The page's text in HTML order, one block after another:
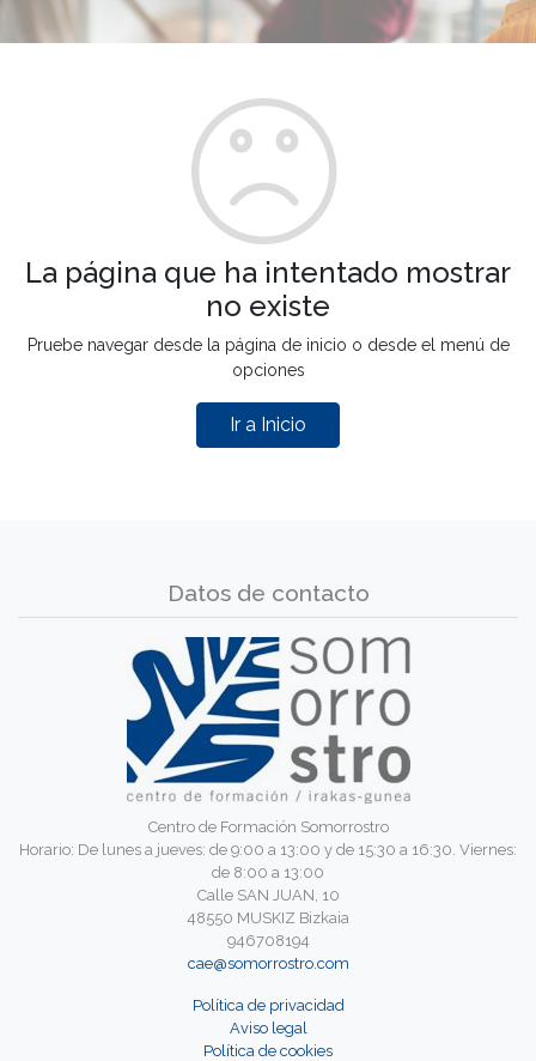
La página que ha intentado mostrar
no existe
Pruebe navegar desde la página de inicio o desde el menú de
opciones
Ir a Inicio
Datos de contacto
Centro de Formación Somorrostro
Horario: De lunes a jueves: de 9:00 a 13:00 y de 15:30 a 16:30. Viernes:
de 8:00 a 13:00
Calle SAN JUAN, 10
48550 MUSKIZ Bizkaia
946708194
cae@somorrostro.com
Política de privacidad
Aviso legal
Política de cookies